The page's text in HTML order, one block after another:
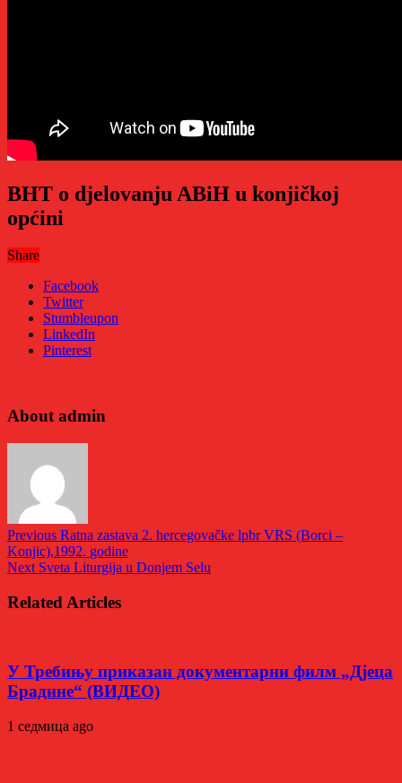
BHT o djelovanju ABiH u konjičkoj
općini
Share
Facebook
Twitter
Stumbleupon
LinkedIn
Pinterest
About admin
Previous Ratna zastava 2. hercegovačke lpbr VRS (Borci –
Konjic),1992. godine
Next Sveta Liturgija u Donjem Selu
Related Articles
У Требињу приказан документарни филм „Дјеца
Брадине“ (ВИДЕО)
1 седмица ago